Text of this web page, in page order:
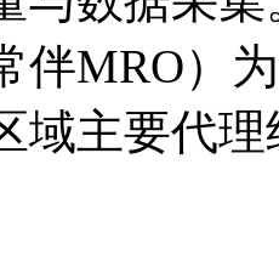
伴MRO）
域主要代